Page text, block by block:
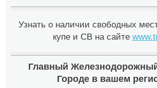
Узнать о наличии свободных
купе и СВ на сайте
Главный
Городе в вашем